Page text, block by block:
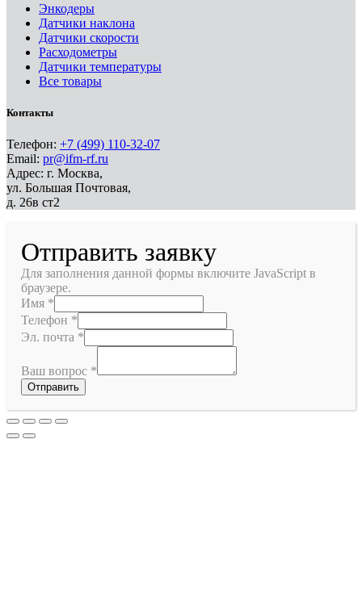
Энкодеры
Датчики наклона
Датчики скорости
Расходометры
Датчики температуры
Все товары
Контакты
Телефон: +7 (499) 110-32-07
Email: pr@ifm-rf.ru
Адрес: г. Москва,
ул. Большая Почтовая,
д. 26в ст2
Отправить заявку
Для заполнения данной формы включите JavaScript в
браузере.
Имя *
Телефон *
Эл. почта *
Ваш вопрос *
Отправить